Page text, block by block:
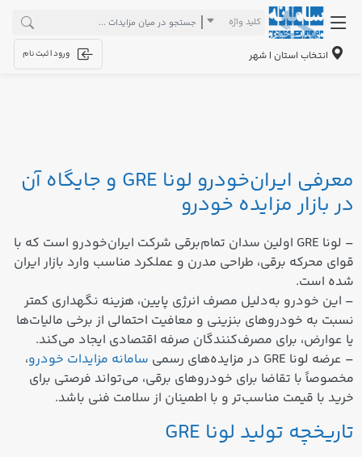
کلید واژه
انتخاب استان | شهر ورود | ثبت نام
معرفی ایران‌خودرو لونا GRE و جایگاه آن
در بازار مزایده خودرو
– لونا GRE اولین سدان تمام‌برقی شرکت ایران‌خودرو است که با
قوای محرکه برقی، طراحی مدرن و عملکرد مناسب وارد بازار ایران
شده است.
– این خودرو به‌دلیل مصرف انرژی پایین، هزینه نگهداری کمتر
نسبت به خودروهای بنزینی و معافیت احتمالی از برخی مالیات‌ها
یا عوارض، برای مصرف‌کنندگان صرفه اقتصادی ایجاد می‌کند.
– عرضه لونا GRE در مزایده‌های رسمی
سامانه مزایدات خودرو،
مخصوصاً با تقاضا برای خودروهای برقی، می‌تواند فرصتی برای
خرید با قیمت مناسب‌تر و با اطمینان از سلامت فنی باشد.
تاریخچه تولید لونا GRE